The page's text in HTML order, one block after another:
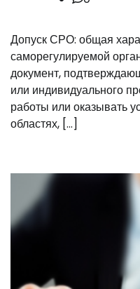
Допуск СРО: общая
саморегулируемой
документ,
или индивидуального
работы или оказывать
областях, […]